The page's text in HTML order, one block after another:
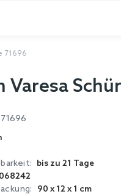
71696
Varesa
71696
bis zu 21 Tage
90 x 12 x 1 cm